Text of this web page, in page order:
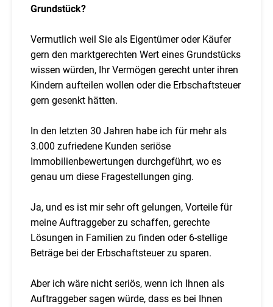
Grundstück?
Vermutlich weil Sie als Eigentümer oder Käufer
gern den marktgerechten Wert eines Grundstücks
wissen würden, Ihr Vermögen gerecht unter ihren
Kindern aufteilen wollen oder die Erbschaftsteuer
gern gesenkt hätten.
In den letzten 30 Jahren habe ich für mehr als
3.000 zufriedene Kunden seriöse
Immobilienbewertungen durchgeführt, wo es
genau um diese Fragestellungen ging.
Ja, und es ist mir sehr oft gelungen, Vorteile für
meine Auftraggeber zu schaffen, gerechte
Lösungen in Familien zu finden oder 6-stellige
Beträge bei der Erbschaftsteuer zu sparen.
Aber ich wäre nicht seriös, wenn ich Ihnen als
Auftraggeber sagen würde, dass es bei Ihnen